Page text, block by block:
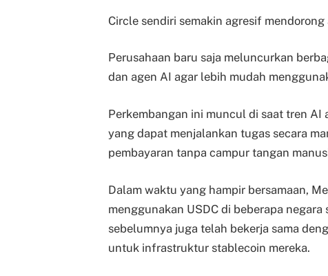
Circle sendiri semakin agresif
Perusahaan baru saja meluncurkan
dan agen AI agar lebih mudah
Perkembangan ini muncul di saat tren
yang dapat menjalankan tugas secara
pembayaran tanpa campur tangan
Dalam waktu yang hampir bersamaan,
menggunakan USDC di beberapa
sebelumnya juga telah bekerja sama
untuk infrastruktur stablecoin mereka.